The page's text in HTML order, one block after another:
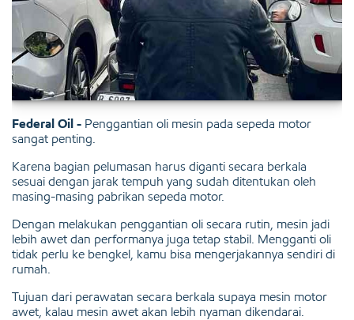
Federal Oil - Penggantian oli mesin pada sepeda motor
sangat penting.
Karena bagian pelumasan harus diganti secara berkala
sesuai dengan jarak tempuh yang sudah ditentukan oleh
masing-masing pabrikan sepeda motor.
Dengan melakukan penggantian oli secara rutin, mesin jadi
lebih awet dan performanya juga tetap stabil. Mengganti oli
tidak perlu ke bengkel, kamu bisa mengerjakannya sendiri di
rumah.
Tujuan dari perawatan secara berkala supaya mesin motor
awet, kalau mesin awet akan lebih nyaman dikendarai.